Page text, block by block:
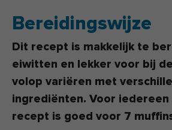
Bereidingswijze
Dit recept is makkelijk te
eiwitten en lekker voor bij
volop variëren met
ingrediënten. Voor iedereen
recept is goed voor 7